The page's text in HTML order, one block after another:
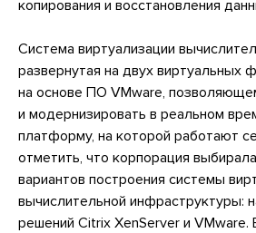
копирования и восстановления
Система виртуализации
развернутая на двух виртуальных
на основе ПО VMware,
и модернизировать в реальном
платформу, на которой работают
отметить, что корпорация
вариантов построения системы
вычислительной инфраструктуры:
решений Citrix XenServer и